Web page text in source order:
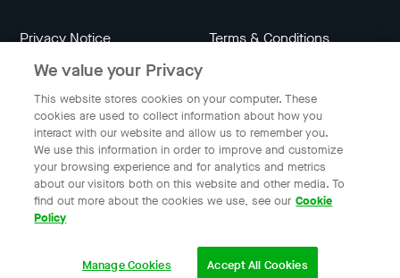
Privacy Notice Terms & Conditions
Data Attribution
Indonesia
© 2023 Gojek | Gojek is a trademark of PT GoTo Gojek
Tokopedia Tbk. Registered in the Directorate General of
Intellectual Property of the Republic of Indonesia.
We value your Privacy
This website stores cookies on your computer. These
cookies are used to collect information about how you
interact with our website and allow us to remember you.
We use this information in order to improve and customize
your browsing experience and for analytics and metrics
about our visitors both on this website and other media. To
find out more about the cookies we use, see our Cookie
Policy
Manage Cookies Accept All Cookies